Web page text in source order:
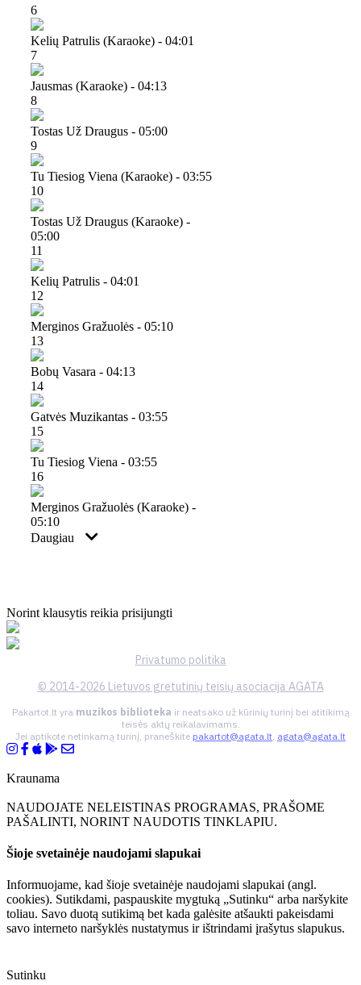
6
Kelių Patrulis (karaoke) - 04:01
7
Jausmas (karaoke) - 04:13
8
Tostas Už Draugus - 05:00
9
Tu Tiesiog Viena (karaoke) - 03:55
10
Tostas Už Draugus (karaoke) -
05:00
11
Kelių Patrulis - 04:01
12
Merginos Gražuolės - 05:10
13
Bobų Vasara - 04:13
14
Gatvės Muzikantas - 03:55
15
Tu Tiesiog Viena - 03:55
16
Merginos Gražuolės (karaoke) -
05:10
Daugiau
Norint klausytis reikia prisijungti
Privatumo politika
© 2014-2026 Lietuvos gretutinių teisių asociacija AGATA
Pakartot.lt yra muzikos biblioteka ir neatsako už kūrinių turinį bei atitikimą
teisės aktų reikalavimams.
Jei aptikote netinkamą turinį, praneškite pakartot@agata.lt agata@agata.lt
Kraunama
NAUDOJATE NELEISTINAS PROGRAMAS, PRAŠOME
PAŠALINTI, NORINT NAUDOTIS TINKLAPIU.
Šioje svetainėje naudojami slapukai
Informuojame, kad šioje svetainėje naudojami slapukai (angl.
cookies). Sutikdami, paspauskite mygtuką „Sutinku“ arba naršykite
toliau. Savo duotą sutikimą bet kada galėsite atšaukti pakeisdami
savo interneto naršyklės nustatymus ir ištrindami įrašytus slapukus.
Sutinku